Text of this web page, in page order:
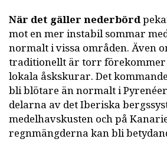
När det gäller nederbörd
mot en mer instabil sommar
normalt i vissa områden. Även
traditionellt är torr
lokala åskskurar. Det
bli blötare än normalt i
delarna av det Iberiska
medelhavskusten och på
regnmängderna kan bli